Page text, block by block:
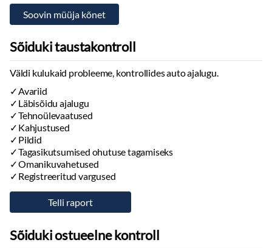
Sõiduki taustakontroll
Väldi kulukaid probleeme, kontrollides auto ajalugu.
Avariid
Läbisõidu ajalugu
Tehnoülevaatused
Kahjustused
Pildid
Tagasikutsumised ohutuse tagamiseks
Omanikuvahetused
Registreeritud vargused
Sõiduki ostueelne kontroll